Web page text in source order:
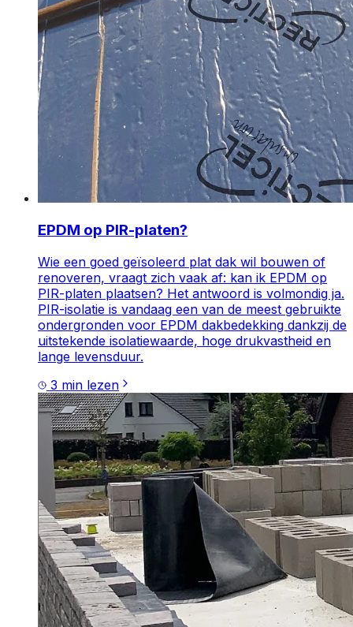
EPDM op PIR-platen?
Wie een goed geïsoleerd plat dak wil bouwen of
renoveren, vraagt zich vaak af: kan ik EPDM op
PIR-platen plaatsen? Het antwoord is volmondig ja.
PIR-isolatie is vandaag een van de meest gebruikte
ondergronden voor EPDM dakbedekking dankzij de
uitstekende isolatiewaarde, hoge drukvastheid en
lange levensduur.
3 min lezen